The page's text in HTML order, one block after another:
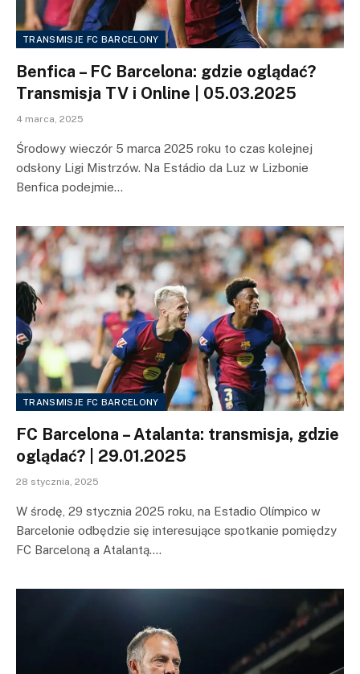
TRANSMISJE FC BARCELONY
Benfica – FC Barcelona: gdzie oglądać?
Transmisja TV i Online | 05.03.2025
4 marca, 2025
Środowy wieczór 5 marca 2025 roku to czas kolejnej
odsłony Ligi Mistrzów. Na Estádio da Luz w Lizbonie
Benfica podejmie…
TRANSMISJE FC BARCELONY
FC Barcelona – Atalanta: transmisja, gdzie
oglądać? | 29.01.2025
28 stycznia, 2025
W środę, 29 stycznia 2025 roku, na Estadio Olímpico w
Barcelonie odbędzie się interesujące spotkanie pomiędzy
FC Barceloną a Atalantą.…